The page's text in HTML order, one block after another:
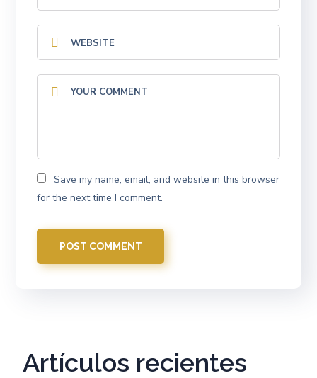
Save my name, email, and website in this browser
for the next time I comment.
Artículos recientes